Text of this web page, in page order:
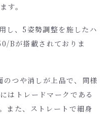
す。
し、5姿勢調整を施したハ
Bが搭載されておりま
つや消しが上品で、同様
はトレードマークである
また、ストレートで細身